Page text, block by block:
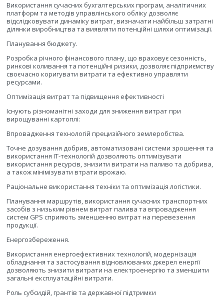
Використання сучасних бухгалтерських програм, аналітичних
платформ та методів управлінського обліку дозволяє
відслідковувати динаміку витрат, визначати найбільш затратні
ділянки виробництва та виявляти потенційні шляхи оптимізації.
Планування бюджету.
Розробка річного фінансового плану, що враховує сезонність,
ринкові коливання та потенційні ризики, дозволяє підприємству
своєчасно коригувати витрати та ефективно управляти
ресурсами.
Оптимізація витрат та підвищення ефективності
Існують різноманітні заходи для зниження витрат при
вирощуванні картоплі:
Впровадження технологій прецизійного землеробства.
Точне дозування добрив, автоматизовані системи зрошення та
використання IT-технологій дозволяють оптимізувати
використання ресурсів, знизити витрати на паливо та добрива,
а також мінімізувати втрати врожаю.
Раціональне використання техніки та оптимізація логістики.
Планування маршрутів, використання сучасних транспортних
засобів з низьким рівнем витрат палива та впровадження
систем GPS сприяють зменшенню витрат на перевезення
продукції.
Енергозбереження.
Використання енергоефективних технологій, модернізація
обладнання та застосування відновлюваних джерел енергії
дозволяють знизити витрати на електроенергію та зменшити
загальні експлуатаційні витрати.
Роль субсидій, грантів та державної підтримки